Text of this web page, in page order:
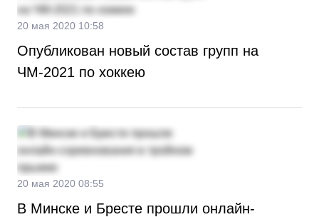
20 мая 2020 10:58
Опубликован новый состав групп на
ЧМ-2021 по хоккею
20 мая 2020 08:55
В Минске и Бресте прошли онлайн-